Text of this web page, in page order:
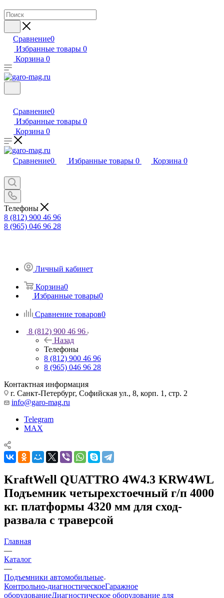
Сравнение0
Избранные товары 0
Корзина 0
Сравнение0
Избранные товары 0
Корзина 0
Сравнение0 Избранные товары 0 Корзина 0
Телефоны
8 (812) 900 46 96
8 (965) 046 96 28
Личный кабинет
Корзина0
Избранные товары0
Сравнение товаров0
8 (812) 900 46 96
Назад
Телефоны
8 (812) 900 46 96
8 (965) 046 96 28
Контактная информация
г. Санкт-Петербург, Софийская ул., 8, корп. 1, стр. 2
info@garo-mag.ru
Telegram
MAX
KraftWell QUATTRO 4W4.3 KRW4WL
Подъемник четырехстоечный г/п 4000
кг. платформы 4320 мм для сход-
развала с траверсой
Главная
—
Каталог
—
Подъемники автомобильные
Контрольно-диагностическоеГаражное
оборудованиеДиагностическое оборудование для